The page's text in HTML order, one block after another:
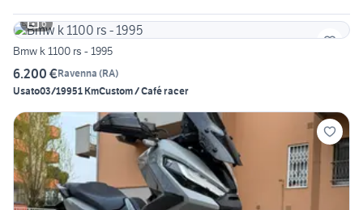
6
Bmw k 1100 rs - 1995
6.200 €Ravenna (RA)
Usato03/19951 KmCustom / Café racer